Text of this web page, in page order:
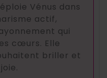
Vénus dans
actif,
qui
cœurs. Elle
briller et